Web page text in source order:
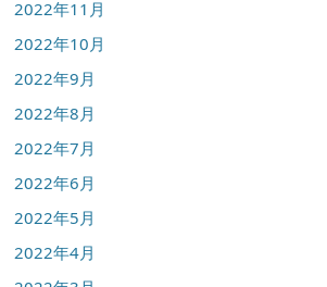
2022年11月
2022年10月
2022年9月
2022年8月
2022年7月
2022年6月
2022年5月
2022年4月